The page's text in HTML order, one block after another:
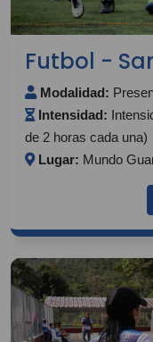
Futbol -
Modalidad:
Intensidad:
de 2 horas cada una)
Lugar: Mundo